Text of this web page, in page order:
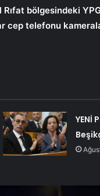
Rıfat bölgesindeki
cep telefonu
YENİ